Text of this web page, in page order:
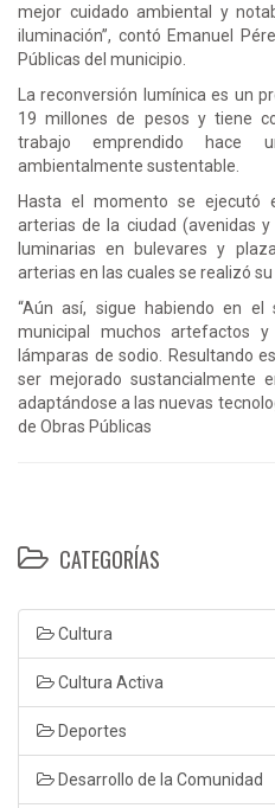
mejor cuidado ambiental y
iluminación”, contó Emanuel
Públicas del municipio.
La reconversión lumínica es un
19 millones de pesos y tiene
trabajo emprendido hace
ambientalmente sustentable.
Hasta el momento se ejecutó
arterias de la ciudad (avenidas
luminarias en bulevares y
arterias en las cuales se realizó
“Aún así, sigue habiendo en el
municipal muchos artefactos
lámparas de sodio. Resultando
ser mejorado sustancialmente
adaptándose a las nuevas
de Obras Públicas
CATEGORÍAS
Cultura
Cultura Activa
Deportes
Desarrollo de la Comunidad